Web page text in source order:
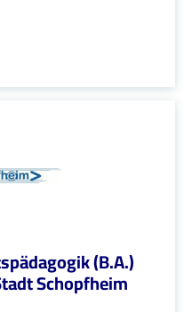
(B.A.)
Schopfheim